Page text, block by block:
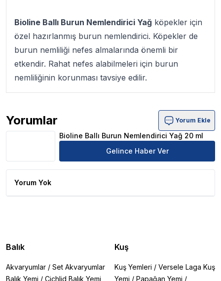
Bioline Ballı Burun Nemlendirici Yağ köpekler için
özel hazırlanmış burun nemlendirici. Köpekler de
burun nemliliği nefes almalarında önemli bir
etkendir. Rahat nefes alabilmeleri için burun
nemliliğinin korunması tavsiye edilir.
Yorumlar
Bioline Ballı Burun Nemlendirici Yağ 20 ml Ürün
Yorum Ekle
Bioline Ballı Burun Nemlendirici Yağ 20 ml
Gelince Haber Ver
Yorum Yok
Balık
Akvaryumlar / Set Akvaryumlar
Balık Yemi / Cichlid Balık Yemi
Kuş
Kuş Yemleri / Versele Laga Kuş
Yemi / Papağan Yemi /